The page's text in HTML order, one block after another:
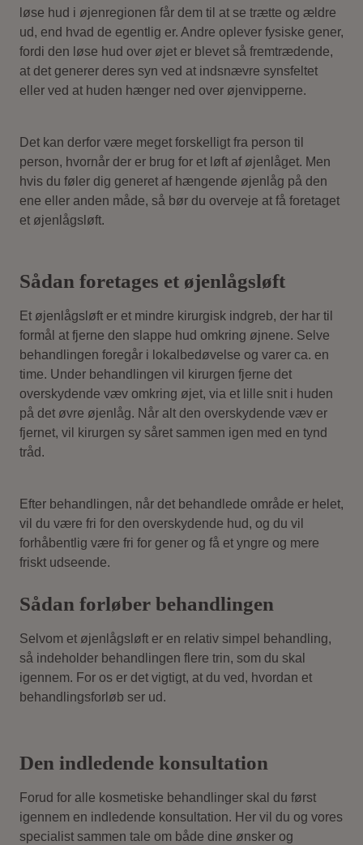
løse hud i øjenregionen får dem til at se trætte og ældre
ud, end hvad de egentlig er. Andre oplever fysiske gener,
fordi den løse hud over øjet er blevet så fremtrædende,
at det generer deres syn ved at indsnævre synsfeltet
eller ved at huden hænger ned over øjenvipperne.
Det kan derfor være meget forskelligt fra person til
person, hvornår der er brug for et løft af øjenlåget. Men
hvis du føler dig generet af hængende øjenlåg på den
ene eller anden måde, så bør du overveje at få foretaget
et øjenlågsløft.
Sådan foretages et øjenlågsløft
Et øjenlågsløft er et mindre kirurgisk indgreb, der har til
formål at fjerne den slappe hud omkring øjnene. Selve
behandlingen foregår i lokalbedøvelse og varer ca. en
time. Under behandlingen vil kirurgen fjerne det
overskydende væv omkring øjet, via et lille snit i huden
på det øvre øjenlåg. Når alt den overskydende væv er
fjernet, vil kirurgen sy såret sammen igen med en tynd
tråd.
Efter behandlingen, når det behandlede område er helet,
vil du være fri for den overskydende hud, og du vil
forhåbentlig være fri for gener og få et yngre og mere
friskt udseende.
Sådan forløber behandlingen
Selvom et øjenlågsløft er en relativ simpel behandling,
så indeholder behandlingen flere trin, som du skal
igennem. For os er det vigtigt, at du ved, hvordan et
behandlingsforløb ser ud.
Den indledende konsultation
Forud for alle kosmetiske behandlinger skal du først
igennem en indledende konsultation. Her vil du og vores
specialist sammen tale om både dine ønsker og